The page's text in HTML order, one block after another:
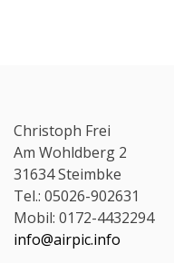
Christoph Frei
Am Wohldberg 2
31634 Steimbke
Tel.: 05026-902631
Mobil: 0172-4432294
info@airpic.info